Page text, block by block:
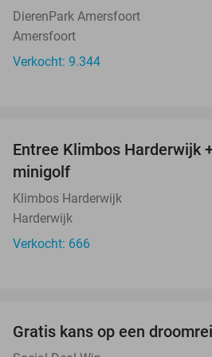
DierenPark Amersfoort
Amersfoort
Verkocht: 9.344
Entree Klimbos Harderwijk
minigolf
Klimbos Harderwijk
Harderwijk
Verkocht: 666
Gratis kans op een